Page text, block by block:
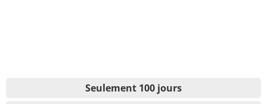
Seulement 100 jours